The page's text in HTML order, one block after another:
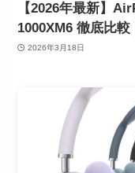
【2026年最新】
1000XM6 徹底比
2026年3月18日